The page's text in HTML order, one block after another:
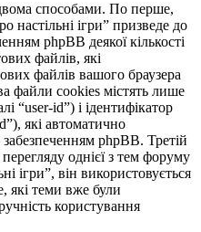
способами. По перше,
настільні ігри” призведе до
phpBB деякої кількості
файлів, які
файлів вашого браузера
файли cookies містять лише
“user-id”) і ідентифікатор
які автоматично
phpBB. Третій
однієї з тем форуму
ігри”, він використовується
які теми вже були
користування